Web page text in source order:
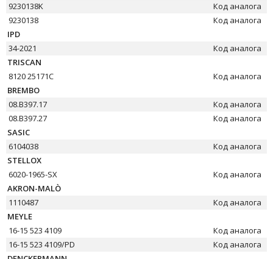
9230138K
Код аналога
9230138
Код аналога
IPD
34-2021
Код аналога
TRISCAN
8120 25171C
Код аналога
BREMBO
08.B397.17
Код аналога
08.B397.27
Код аналога
SASIC
6104038
Код аналога
STELLOX
6020-1965-SX
Код аналога
AKRON-MALÒ
1110487
Код аналога
MEYLE
16-15 523 4109
Код аналога
16-15 523 4109/PD
Код аналога